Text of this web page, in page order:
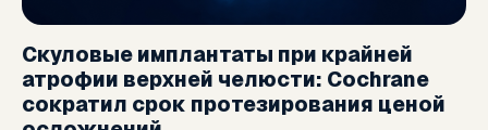
Скуловые имплантаты при крайней
атрофии верхней челюсти: Cochrane
сократил срок протезирования ценой